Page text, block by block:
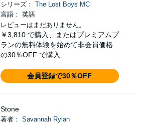
シリーズ： The Lost Boys MC
言語： 英語
レビューはまだありません。
￥3,810 で購入、またはプレミアムプ
ランの無料体験を始めて非会員価格
の30％OFF で購入
会員登録で30％OFF
Stone
著者： Savannah Rylan